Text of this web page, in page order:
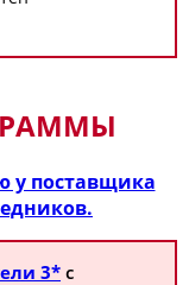
у поставщика
3* с